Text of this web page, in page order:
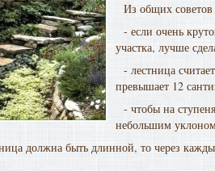
Из общих
- если очень
участка, лучше
- лестница
превышает 12
- чтобы на
небольшим
должна быть длинной, то через